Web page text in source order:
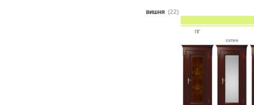
вишня (22)
ПГ
сатин